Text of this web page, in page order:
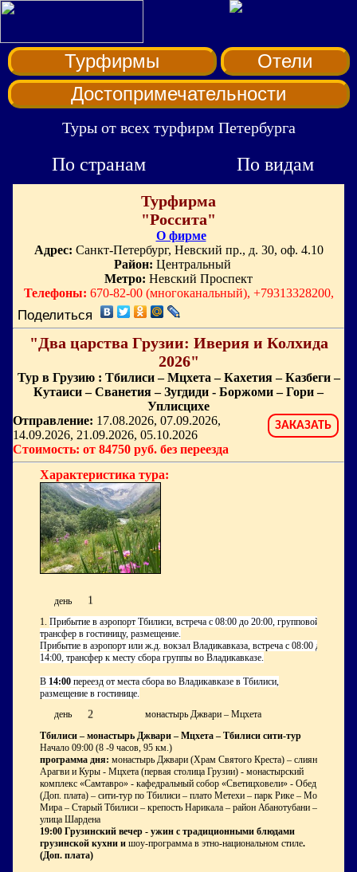
Турфирмы
Отели
Достопримечательности
Туры от всех турфирм Петербурга
По странам По видам
Турфирма
"Россита"
О фирме
Адрес: Санкт-Петербург, Невский пр., д. 30, оф. 4.10
Район: Центральный
Метро: Невский Проспект
Телефоны: 670-82-00 (многоканальный), +79313328200,
Поделиться
"Два царства Грузии: Иверия и Колхида
2026"
Тур в Грузию : Тбилиси – Мцхета – Кахетия – Казбеги –
Кутаиси – Сванетия – Зугдиди - Боржоми – Гори –
Уплисцихе
ЗАКАЗАТЬ
Отправление: 17.08.2026, 07.09.2026,
14.09.2026, 21.09.2026, 05.10.2026
Стоимость: от 84750 руб. без переезда
Характеристика тура:
день 1
1. Прибытие в аэропорт Тбилиси, встреча с 08:00 до 20:00, групповой
трансфер в гостиницу, размещение.
Прибытие в аэропорт или ж.д. вокзал Владикавказа, встреча с 08:00 до
14:00, трансфер к месту сбора группы во Владикавказе.
В 14:00 переезд от места сбора во Владикавказе в Тбилиси,
размещение в гостинице.
день
2
монастырь Джвари – Мцхета
Тбилиси – монастырь Джвари – Мцхета – Тбилиси сити-тур
Начало 09:00 (8 -9 часов, 95 км.)
программа дня: монастырь Джвари (Храм Святого Креста) – слияние
Арагви и Куры - Мцхета (первая столица Грузии) - монастырский
комплекс «Самтавро» - кафедральный собор «Светицховели» - Обед
(Доп. плата) – сити-тур по Тбилиси – плато Метехи – парк Рике – Мост
Мира – Старый Тбилиси – крепость Нарикала – район Абанотубани –
улица Шардена
19:00 Грузинский вечер - ужин с традиционными блюдами
грузинской кухни и шоу-программа в этно-национальном стиле.
(Доп. плата)